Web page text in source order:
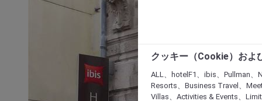
クッキー（Cookie）およ
ALL、hotelF1、ibis、Pullman
Resorts、Business Travel、
Villas、Activities & Events、